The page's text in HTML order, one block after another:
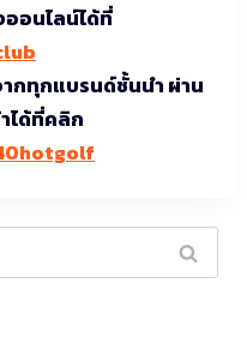
อนไลน์ได้ที่
กทุกแบรนด์ชั้นนำ ผ่าน
ได้ที่คลิก